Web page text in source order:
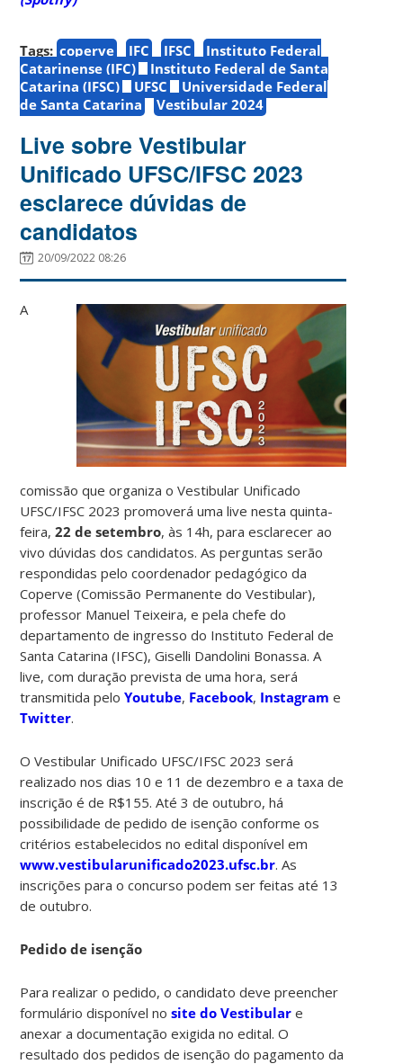
Tags: coperve IFC IFSC
Instituto Federal
Catarinense (IFC)
Instituto Federal de Santa
Catarina (IFSC)
UFSC
Universidade Federal
de Santa Catarina
Vestibular 2024
Live sobre Vestibular
Unificado UFSC/IFSC 2023
esclarece dúvidas de
candidatos
20/09/2022 08:26
A
comissão que organiza o Vestibular Unificado
UFSC/IFSC 2023 promoverá uma live nesta quinta-
feira,22 de setembro, às 14h, para esclarecer ao
vivo dúvidas dos candidatos. As perguntas serão
respondidas pelo coordenador pedagógico da
Coperve (Comissão Permanente do Vestibular),
professor Manuel Teixeira, e pela chefe do
departamento de ingresso do Instituto Federal de
Santa Catarina (IFSC), Giselli Dandolini Bonassa. A
live, com duração prevista de uma hora, será
transmitida peloYoutube, Facebook, Instagram e
Twitter.
O Vestibular Unificado UFSC/IFSC 2023 será
realizado nos dias 10 e 11 de dezembro e a taxa de
inscrição é de R$155. Até 3 de outubro, há
possibilidade de pedido de isenção conforme os
critérios estabelecidos no edital disponível em
www.vestibularunificado2023.ufsc.br. As
inscrições para o concurso podem ser feitas até 13
de outubro.
Pedido de isenção
Para realizar o pedido, o candidato deve preencher
formulário disponível nosite do Vestibular e
anexar a documentação exigida no edital. O
resultado dos pedidos de isenção do pagamento da